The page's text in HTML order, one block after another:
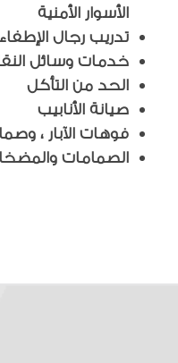
الأسوار الأمنية
تدريب رجال
خدمات وسائل
الحد من التأكل
صيانة الأنابيب
فوهات الآبار ،
الصمامات